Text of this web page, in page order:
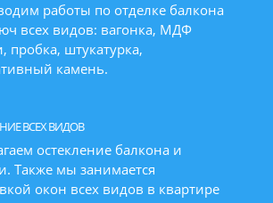
работы по отделке балкона
всех видов: вагонка, МДФ
пробка, штукатурка,
камень.
ВСЕХ ВИДОВ
остекление балкона и
Также мы занимается
окон всех видов в квартире